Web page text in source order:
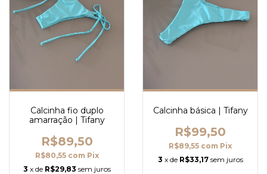
Calcinha fio duplo
amarração | Tifany
R$89,50
R$80,55 com Pix
3 x de R$29,83 sem juros
Calcinha básica | Tifany
R$99,50
R$89,55 com Pix
3 x de R$33,17 sem juros